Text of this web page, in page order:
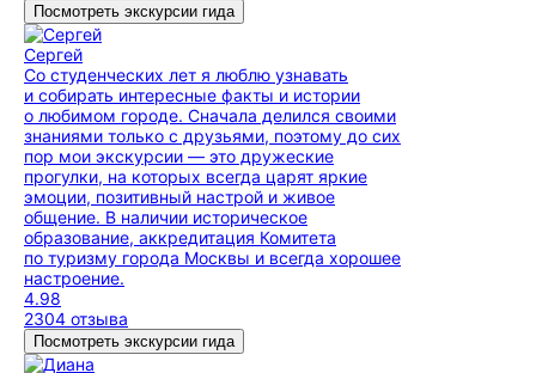
Посмотреть экскурсии гида
Сергей
Со студенческих лет я люблю узнавать
и собирать интересные факты и истории
о любимом городе. Сначала делился своими
знаниями только с друзьями, поэтому до сих
пор мои экскурсии — это дружеские
прогулки, на которых всегда царят яркие
эмоции, позитивный настрой и живое
общение. В наличии историческое
образование, аккредитация Комитета
по туризму города Москвы и всегда хорошее
настроение.
4.98
2304 отзыва
Посмотреть экскурсии гида